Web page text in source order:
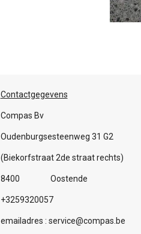
Contactgegevens
Compas Bv
Oudenburgsesteenweg 31 G2
(Biekorfstraat 2de straat rechts)
8400 Oostende
+3259320057
emailadres : service@compas.be